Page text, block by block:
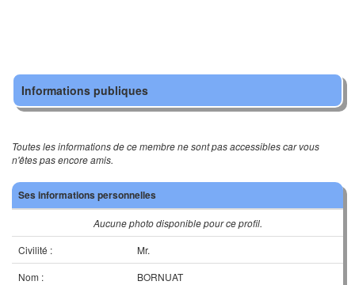
Informations publiques
Toutes les informations de ce membre ne sont pas accessibles car vous
n'êtes pas encore amis.
Ses informations personnelles
Aucune photo disponible pour ce profil.
Civilité :
Mr.
Nom :
BORNUAT